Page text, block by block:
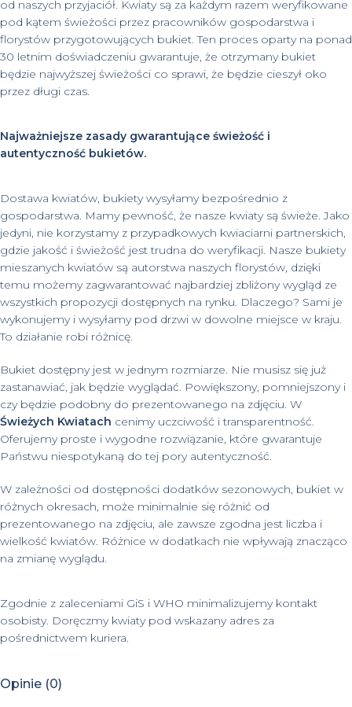
od naszych przyjaciół. Kwiaty są za każdym razem weryfikowane
pod kątem świeżości przez pracowników gospodarstwa i
florystów przygotowujących bukiet. Ten proces oparty na ponad
30 letnim doświadczeniu gwarantuje, że otrzymany bukiet
będzie najwyższej świeżości co sprawi, że będzie cieszył oko
przez długi czas.
Najważniejsze zasady gwarantujące świeżość i
autentyczność bukietów.
Dostawa kwiatów, bukiety wysyłamy bezpośrednio z
gospodarstwa. Mamy pewność, że nasze kwiaty są świeże. Jako
jedyni, nie korzystamy z przypadkowych kwiaciarni partnerskich,
gdzie jakość i świeżość jest trudna do weryfikacji. Nasze bukiety
mieszanych kwiatów są autorstwa naszych florystów, dzięki
temu możemy zagwarantować najbardziej zbliżony wygląd ze
wszystkich propozycji dostępnych na rynku. Dlaczego? Sami je
wykonujemy i wysyłamy pod drzwi w dowolne miejsce w kraju.
To działanie robi różnicę.
Bukiet dostępny jest w jednym rozmiarze. Nie musisz się już
zastanawiać, jak będzie wyglądać. Powiększony, pomniejszony i
czy będzie podobny do prezentowanego na zdjęciu. W
Świeżych Kwiatach cenimy uczciwość i transparentność.
Oferujemy proste i wygodne rozwiązanie, które gwarantuje
Państwu niespotykaną do tej pory autentyczność.
W zależności od dostępności dodatków sezonowych, bukiet w
różnych okresach, może minimalnie się różnić od
prezentowanego na zdjęciu, ale zawsze zgodna jest liczba i
wielkość kwiatów. Różnice w dodatkach nie wpływają znacząco
na zmianę wyglądu.
Zgodnie z zaleceniami GiS i WHO minimalizujemy kontakt
osobisty. Doręczmy kwiaty pod wskazany adres za
pośrednictwem kuriera.
Opinie (0)